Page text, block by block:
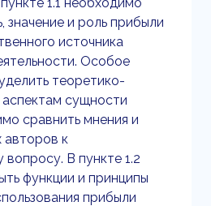
значение и роль прибыли
источника
Особое
теоретико-
сущности
сравнить мнения и
авторов к
В пункте 1.2
функции и принципы
прибыли